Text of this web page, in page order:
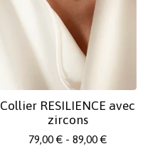
Collier RESILIENCE avec
zircons
79,00 € - 89,00 €